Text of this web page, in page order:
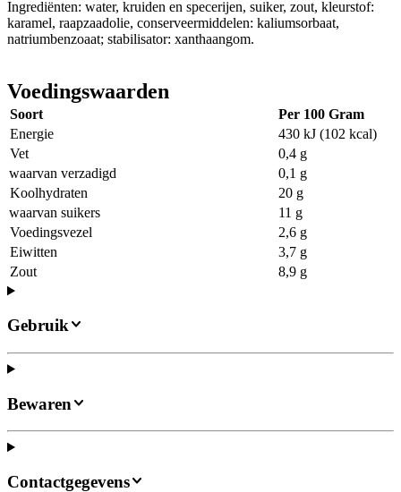
Ingrediënten: water, kruiden en specerijen, suiker, zout, kleurstof:
karamel, raapzaadolie, conserveermiddelen: kaliumsorbaat,
natriumbenzoaat; stabilisator: xanthaangom.
Voedingswaarden
Soort
Per 100 Gram
Energie
430 kJ (102 kcal)
Vet
0,4 g
waarvan verzadigd
0,1 g
Koolhydraten
20 g
waarvan suikers
11 g
Voedingsvezel
2,6 g
Eiwitten
3,7 g
Zout
8,9 g
Gebruik
Bewaren
Contactgegevens